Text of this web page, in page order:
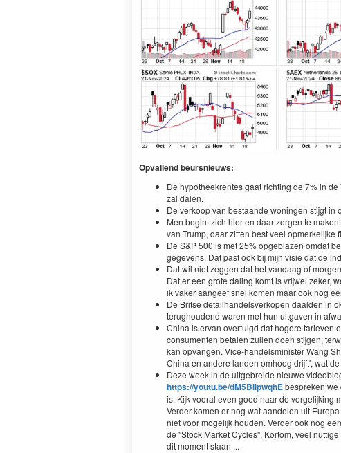
Opvallend beursnieuws:
De hypotheekrentes gaat richting de 7% in
zal dalen.
De verkoop van bestaande woningen stijgt in
Men begint zich hier en daar zorgen te
van Trump, daar zitten best veel opmerkelijke
De S&P 500 is met 25% opgeblazen omdat
gegevens. Dat past ook bij mijn visie dat de
Dat wil niet zeggen dat het vandaag of
Dat er een grote daling komt is vrijwel zeker,
ik vaker aangeef snel komen maar ook nog
De Britse detailhandelsverkopen daalden in
terughoudend waren met hun uitgaven in
China is ervan overtuigd dat hogere tarieven
consumenten betalen zullen doen stijgen,
kan opvangen. Vice-handelsminister Wang
China en andere landen omhoog drijft', wat
Deze week in de uitgebreide nieuwe
https://youtu.be/dM5BiipwqhEbespreken we
is. Kijk vooral even goed naar de vergelijking
Verder komen er nog wat aandelen uit
niet voor mogelijk houden. Verder ook nog
de "Stock Market Cycles". Kortom, veel
dit moment staan ...